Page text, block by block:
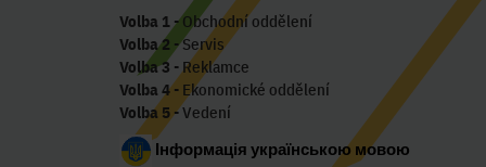
Volba 1- Obchodní oddělení
Volba 2 - Servis
Volba 3 - Reklamce
Volba 4- Ekonomické oddělení
Volba 5- Vedení
Інформація українською мовою